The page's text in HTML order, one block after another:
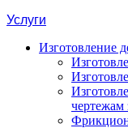
Услуги
Изготовление
чертежам